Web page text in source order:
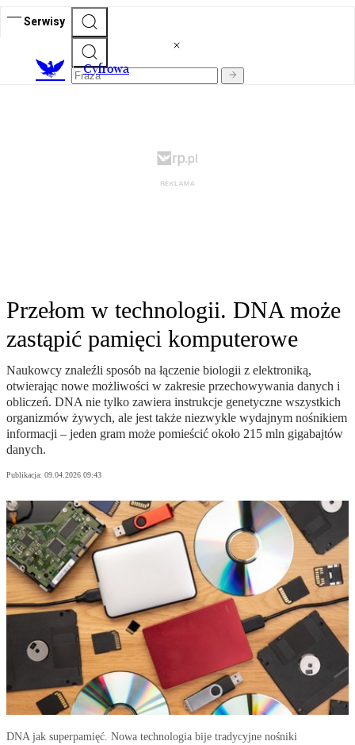
Serwisy
Cyfrowa
Przełom w technologii. DNA może
zastąpić pamięci komputerowe
Naukowcy znaleźli sposób na łączenie biologii z elektroniką,
otwierając nowe możliwości w zakresie przechowywania danych i
obliczeń. DNA nie tylko zawiera instrukcje genetyczne wszystkich
organizmów żywych, ale jest także niezwykle wydajnym nośnikiem
informacji – jeden gram może pomieścić około 215 mln gigabajtów
danych.
Publikacja: 09.04.2026 09:43
DNA jak superpamięć. Nowa technologia bije tradycyjne nośniki